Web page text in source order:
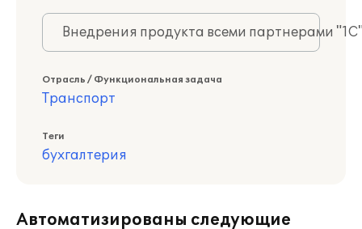
Внедрения продукта всеми партнерами
Отрасль / Функциональная задача
Транспорт
Теги
бухгалтерия
Автоматизированы следующие